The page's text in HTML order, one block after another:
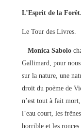
L’Esprit de la Forêt.
Le Tour des Livres.
Monica Sabolo
Gallimard, pour
sur la nature, une
droit du poème de
n’est tout à fait
l’eau court, les
horrible et les